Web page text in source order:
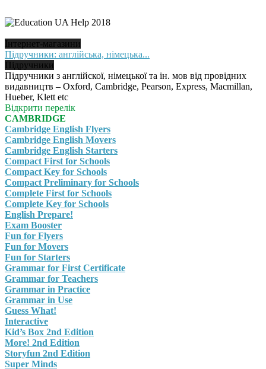
Інтернет-магазини
Підручники: англійська, німецька...
Підручники
Підручники з англійскої, німецької та ін. мов від провідних
видавництв – Oxford, Cambridge, Pearson, Express, Macmillan,
Hueber, Klett etc
Відкрити перелік
CAMBRIDGE
Cambridge English Flyers
Cambridge English Movers
Cambridge English Starters
Compact First for Schools
Compact Key for Schools
Compact Preliminary for Schools
Complete First for Schools
Complete Key for Schools
English Prepare!
Exam Booster
Fun for Flyers
Fun for Movers
Fun for Starters
Grammar for First Certificate
Grammar for Teachers
Grammar in Practice
Grammar in Use
Guess What!
Interactive
Kid’s Box 2nd Edition
More! 2nd Edition
Storyfun 2nd Edition
Super Minds